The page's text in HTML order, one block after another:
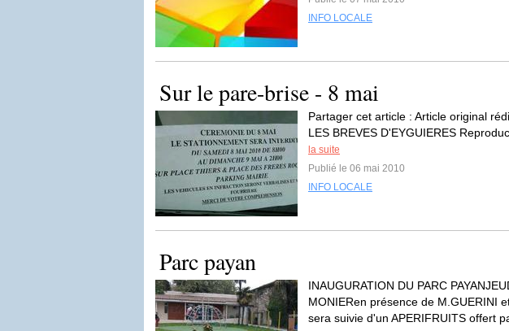
INFO LOCALE
Sur le pare-brise - 8 mai
Partager cet article : Article original
LES BREVES D'EYGUIERES
la suite
Publié le 06 mai 2010
INFO LOCALE
Parc payan
INAUGURATION DU PARC
MONIERen présence de M.GUERINI
sera suivie d'un APERIFRUITS offert